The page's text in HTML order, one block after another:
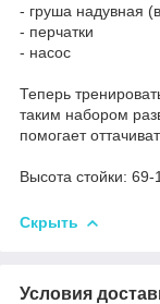
- груша надувная
- перчатки
- насос
Теперь
таким набором
помогает
Высота стойки: 69-
Скрыть
Условия